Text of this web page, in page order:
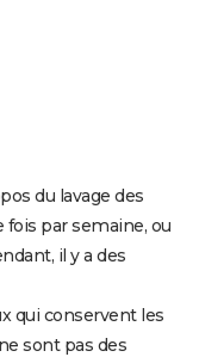
du lavage des
fois par semaine, ou
il y a des
qui conservent les
sont pas des